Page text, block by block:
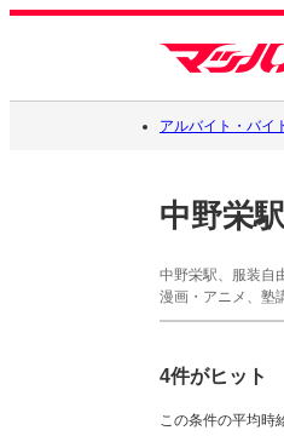
アルバイト・バイ
中野栄
中野栄駅、服装自
漫画・アニメ、塾
4件がヒット
この条件の平均時